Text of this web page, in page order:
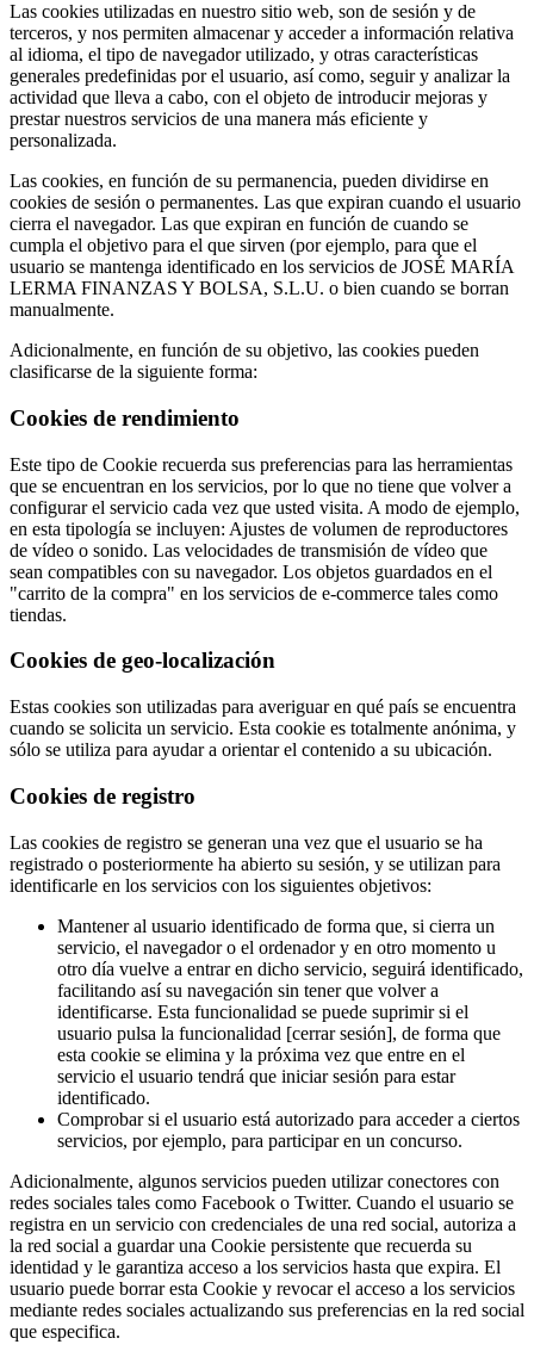
Las cookies utilizadas en nuestro sitio web, son de sesión y de
terceros, y nos permiten almacenar y acceder a información relativa
al idioma, el tipo de navegador utilizado, y otras características
generales predefinidas por el usuario, así como, seguir y analizar la
actividad que lleva a cabo, con el objeto de introducir mejoras y
prestar nuestros servicios de una manera más eficiente y
personalizada.
Las cookies, en función de su permanencia, pueden dividirse en
cookies de sesión o permanentes. Las que expiran cuando el usuario
cierra el navegador. Las que expiran en función de cuando se
cumpla el objetivo para el que sirven (por ejemplo, para que el
usuario se mantenga identificado en los servicios de JOSÉ MARÍA
LERMA FINANZAS Y BOLSA, S.L.U. o bien cuando se borran
manualmente.
Adicionalmente, en función de su objetivo, las cookies pueden
clasificarse de la siguiente forma:
Cookies de rendimiento
Este tipo de Cookie recuerda sus preferencias para las herramientas
que se encuentran en los servicios, por lo que no tiene que volver a
configurar el servicio cada vez que usted visita. A modo de ejemplo,
en esta tipología se incluyen: Ajustes de volumen de reproductores
de vídeo o sonido. Las velocidades de transmisión de vídeo que
sean compatibles con su navegador. Los objetos guardados en el
"carrito de la compra" en los servicios de e-commerce tales como
tiendas.
Cookies de geo-localización
Estas cookies son utilizadas para averiguar en qué país se encuentra
cuando se solicita un servicio. Esta cookie es totalmente anónima, y
sólo se utiliza para ayudar a orientar el contenido a su ubicación.
Cookies de registro
Las cookies de registro se generan una vez que el usuario se ha
registrado o posteriormente ha abierto su sesión, y se utilizan para
identificarle en los servicios con los siguientes objetivos:
Mantener al usuario identificado de forma que, si cierra un
servicio, el navegador o el ordenador y en otro momento u
otro día vuelve a entrar en dicho servicio, seguirá identificado,
facilitando así su navegación sin tener que volver a
identificarse. Esta funcionalidad se puede suprimir si el
usuario pulsa la funcionalidad [cerrar sesión], de forma que
esta cookie se elimina y la próxima vez que entre en el
servicio el usuario tendrá que iniciar sesión para estar
identificado.
Comprobar si el usuario está autorizado para acceder a ciertos
servicios, por ejemplo, para participar en un concurso.
Adicionalmente, algunos servicios pueden utilizar conectores con
redes sociales tales como Facebook o Twitter. Cuando el usuario se
registra en un servicio con credenciales de una red social, autoriza a
la red social a guardar una Cookie persistente que recuerda su
identidad y le garantiza acceso a los servicios hasta que expira. El
usuario puede borrar esta Cookie y revocar el acceso a los servicios
mediante redes sociales actualizando sus preferencias en la red social
que especifica.